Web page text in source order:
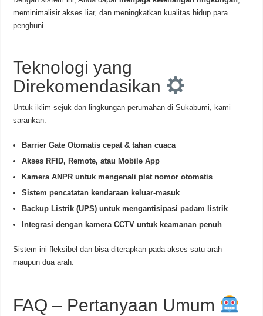
meminimalisir akses liar, dan meningkatkan kualitas hidup para
penghuni.
Teknologi yang
Direkomendasikan
Untuk iklim sejuk dan lingkungan perumahan di Sukabumi, kami
sarankan:
Barrier Gate Otomatis cepat & tahan cuaca
Akses RFID, Remote, atau Mobile App
Kamera ANPR untuk mengenali plat nomor otomatis
Sistem pencatatan kendaraan keluar-masuk
Backup Listrik (UPS) untuk mengantisipasi padam listrik
Integrasi dengan kamera CCTV untuk keamanan penuh
Sistem ini fleksibel dan bisa diterapkan pada akses satu arah
maupun dua arah.
FAQ – Pertanyaan Umum